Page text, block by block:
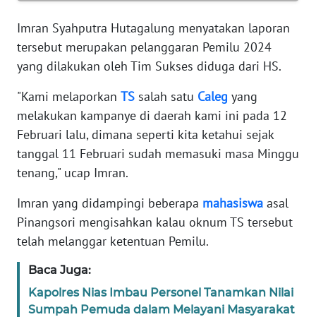
Imran Syahputra Hutagalung menyatakan laporan
tersebut merupakan pelanggaran Pemilu 2024
yang dilakukan oleh Tim Sukses diduga dari HS.
"Kami melaporkan TS salah satu Caleg yang
melakukan kampanye di daerah kami ini pada 12
Februari lalu, dimana seperti kita ketahui sejak
tanggal 11 Februari sudah memasuki masa Minggu
tenang," ucap Imran.
Imran yang didampingi beberapa mahasiswa asal
Pinangsori mengisahkan kalau oknum TS tersebut
telah melanggar ketentuan Pemilu.
Baca Juga:
Kapolres Nias Imbau Personel Tanamkan Nilai
Sumpah Pemuda dalam Melayani Masyarakat
WN
PAPUA
BARAT
WN
RIAU
SERAMBI
WN
JAMBI
WN
SULTRA